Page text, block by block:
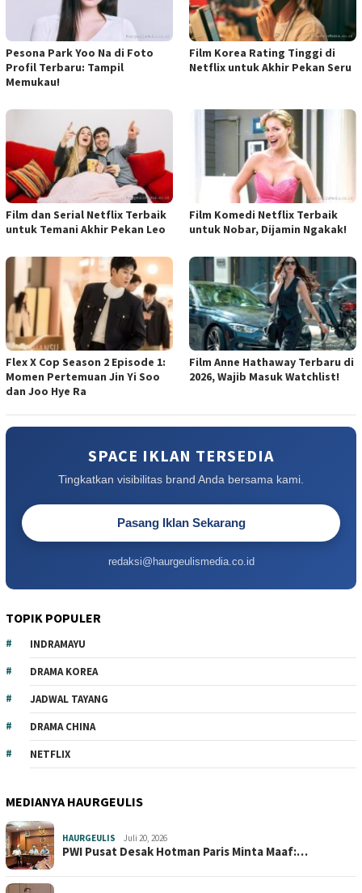
Pesona Park Yoo Na di Foto
Profil Terbaru: Tampil
Memukau!
Film Korea Rating Tinggi di
Netflix untuk Akhir Pekan Seru
Film dan Serial Netflix Terbaik
untuk Temani Akhir Pekan Leo
Film Komedi Netflix Terbaik
untuk Nobar, Dijamin Ngakak!
Flex X Cop Season 2 Episode 1:
Momen Pertemuan Jin Yi Soo
dan Joo Hye Ra
Film Anne Hathaway Terbaru di
2026, Wajib Masuk Watchlist!
SPACE IKLAN TERSEDIA
Tingkatkan visibilitas brand Anda bersama kami.
Pasang Iklan Sekarang
redaksi@haurgeulismedia.co.id
TOPIK POPULER
INDRAMAYU
DRAMA KOREA
JADWAL TAYANG
DRAMA CHINA
NETFLIX
MEDIANYA HAURGEULIS
HAURGEULIS Juli 20, 2026
PWI Pusat Desak Hotman Paris Minta Maaf:…